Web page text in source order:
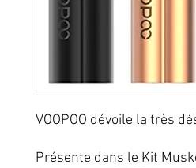
VOOPOO dévoile la très
Présente dans le Kit